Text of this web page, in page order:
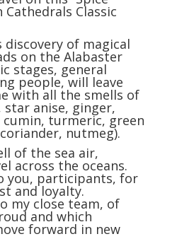
Classic
of magical
on the Alabaster
stages, general
people, will leave
with all the smells of
star anise, ginger,
turmeric, green
nutmeg).
of the sea air,
across the oceans.
you, participants, for
and loyalty.
my close team, of
and which
forward in new